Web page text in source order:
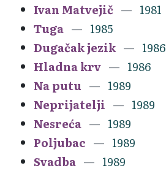
Ivan Matvejič
1981
Tuga
1985
Dugačak jezik
1986
Hladna krv
1986
Na putu
1989
Neprijatelji
1989
Nesreća
1989
Poljubac
1989
Svadba
1989